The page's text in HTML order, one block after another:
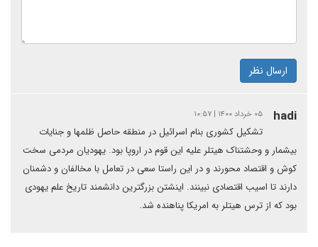
ارسال نظر
hadi ۰۵ خرداد ۱۴۰۰ | ۱۰:۵۷
تشکیل کشوری بنام اسرائیل در منطقه حاصل ظلمها و جنایات
بیشمار و وحشتناک هیتلر علیه این قوم در اروپا بود. یهودیان مردمی سخت
کوش و اقتصاد محورند و در این راستا سعی در تعامل با مخالفان و دشمنان
دارند تا اسیب اقتصادی نبینند. اینشتن بزرگترین دانشمند تاریخ علم یهودی
بود که از ترس هیتلر به امریکا پناهنده شد.